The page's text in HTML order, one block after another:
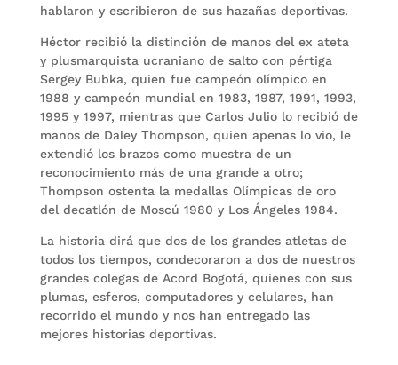
hablaron y escribieron de sus hazañas deportivas.
Héctor recibió la distinción de manos del ex ateta
y plusmarquista ucraniano de salto con pértiga
Sergey Bubka, quien fue campeón olímpico en
1988 y campeón mundial en 1983, 1987, 1991, 1993,
1995 y 1997, mientras que Carlos Julio lo recibió de
manos de Daley Thompson, quien apenas lo vio, le
extendió los brazos como muestra de un
reconocimiento más de una grande a otro;
Thompson ostenta la medallas Olímpicas de oro
del decatlón de Moscú 1980 y Los Ángeles 1984.
La historia dirá que dos de los grandes atletas de
todos los tiempos, condecoraron a dos de nuestros
grandes colegas de Acord Bogotá, quienes con sus
plumas, esferos, computadores y celulares, han
recorrido el mundo y nos han entregado las
mejores historias deportivas.